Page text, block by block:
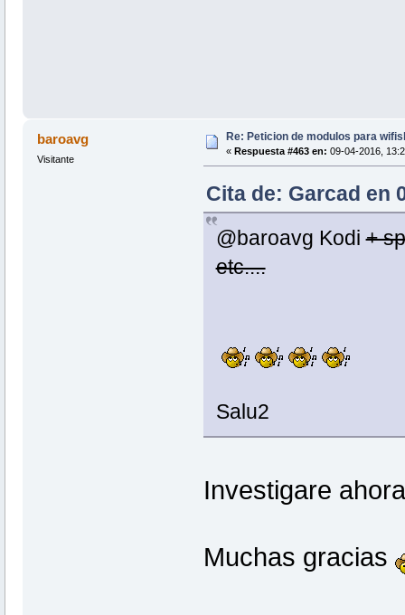
baroavg
Visitante
Re: Peticion de modulos para
« Respuesta #463 en: 09-04-2016,
Cita de: Garcad en
@baroavg Kodi+
etc....
Salu2
Investigare
Muchas gracias